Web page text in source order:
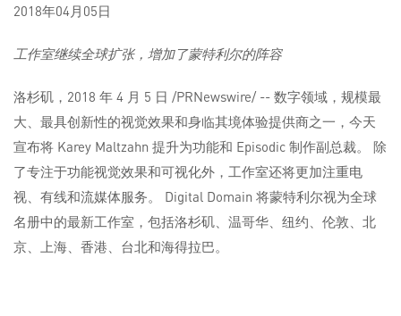
2018年04月05日
工作室继续全球扩张，增加了蒙特利尔的阵容
洛杉矶，2018 年 4 月 5 日 /PRNewswire/ -- 数字领域，规模最
大、最具创新性的视觉效果和身临其境体验提供商之一，今天
宣布将 Karey Maltzahn 提升为功能和 Episodic 制作副总裁。 除
了专注于功能视觉效果和可视化外，工作室还将更加注重电
视、有线和流媒体服务。 Digital Domain 将蒙特利尔视为全球
名册中的最新工作室，包括洛杉矶、温哥华、纽约、伦敦、北
京、上海、香港、台北和海得拉巴。